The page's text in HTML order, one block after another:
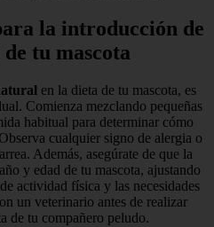
la introducción de
tu mascota
en la dieta de tu mascota, es
Comienza mezclando pequeñas
habitual para determinar cómo
cualquier signo de alergia o
Además, asegúrate de que la
y edad de tu mascota, ajustando
actividad física y las necesidades
un veterinario antes de realizar
de tu compañero peludo.